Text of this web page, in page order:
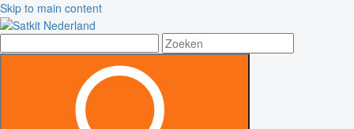
Skip to main content